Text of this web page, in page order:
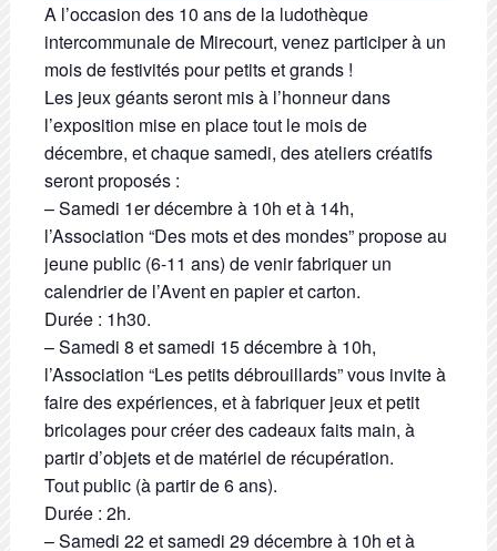
A l’occasion des 10 ans de la ludothèque
intercommunale de Mirecourt, venez participer à un
mois de festivités pour petits et grands !
Les jeux géants seront mis à l’honneur dans
l’exposition mise en place tout le mois de
décembre, et chaque samedi, des ateliers créatifs
seront proposés :
– Samedi 1er décembre à 10h et à 14h,
l’Association “Des mots et des mondes” propose au
jeune public (6-11 ans) de venir fabriquer un
calendrier de l’Avent en papier et carton.
Durée : 1h30.
– Samedi 8 et samedi 15 décembre à 10h,
l’Association “Les petits débrouillards” vous invite à
faire des expériences, et à fabriquer jeux et petit
bricolages pour créer des cadeaux faits main, à
partir d’objets et de matériel de récupération.
Tout public (à partir de 6 ans).
Durée : 2h.
– Samedi 22 et samedi 29 décembre à 10h et à